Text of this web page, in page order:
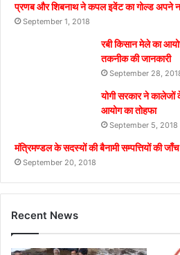
प्रणब और शिबनाथ ने कपल इवेंट का गोल्ड अपने
September 1, 2018
रबी किसान मेले का
तकनीक की जानकारी
September 28,
योगी सरकार ने कालेजों
आयोग का तोहफा
September 5, 2018
मंत्रिमण्डल के सदस्यों की बैनामी सम्पत्तियों की
September 20, 2018
Recent News